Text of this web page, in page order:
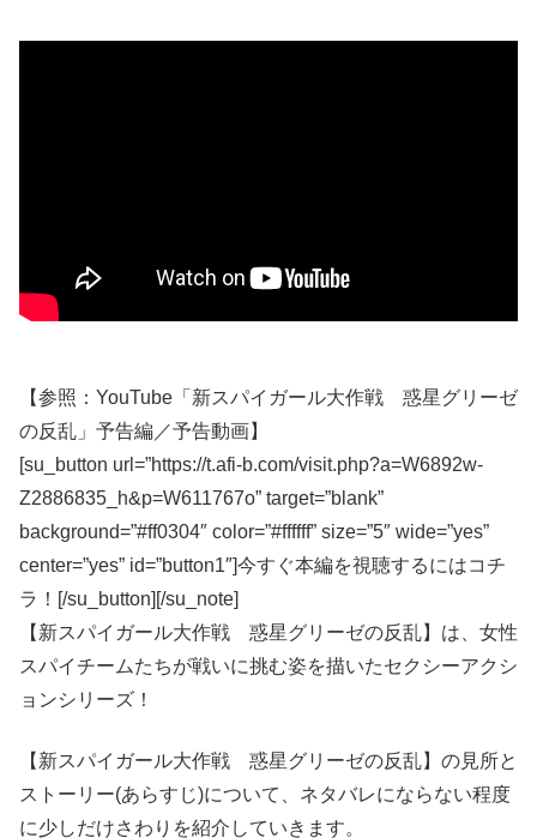
【参照：YouTube「新スパイガール大作戦 惑星グリーゼ
の反乱」予告編／予告動画】
[su_button url=”https://t.afi-b.com/visit.php?a=W6892w-
Z2886835_h&p=W611767o” target=”blank”
background=”#ff0304″ color=”#ffffff” size=”5″ wide=”yes”
center=”yes” id=”button1″]今すぐ本編を視聴するにはコチ
ラ！[/su_button][/su_note]
【新スパイガール大作戦 惑星グリーゼの反乱】は、女性
スパイチームたちが戦いに挑む姿を描いたセクシーアクシ
ョンシリーズ！
【新スパイガール大作戦 惑星グリーゼの反乱】の見所と
ストーリー(あらすじ)について、ネタバレにならない程度
に少しだけさわりを紹介していきます。